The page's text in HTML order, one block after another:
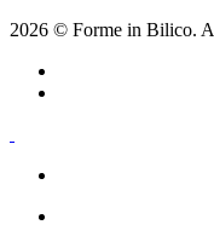
2026 © Forme in Bilico.